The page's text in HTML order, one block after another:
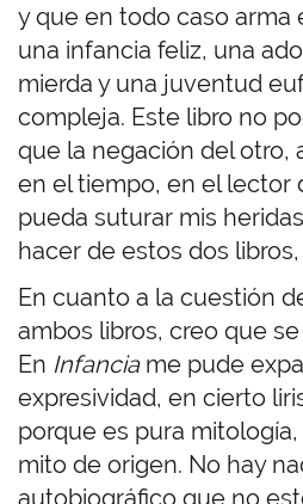
y que en todo caso arma
una infancia feliz, una
mierda y una juventud
compleja. Este libro no
que la negación del otro,
en el tiempo, en el lector
pueda suturar mis
hacer de estos dos
En cuanto a la cuestión
ambos libros, creo que
En Infanciame pude
expresividad, en cierto
porque es pura
mito de origen. No hay
autobiográfico que no